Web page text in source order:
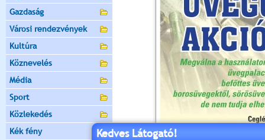
Gazdaság
Városi rendezvények
Kultúra
Köznevelés
Média
Sport
Közlekedés
Kék fény
Kedves Látogató!